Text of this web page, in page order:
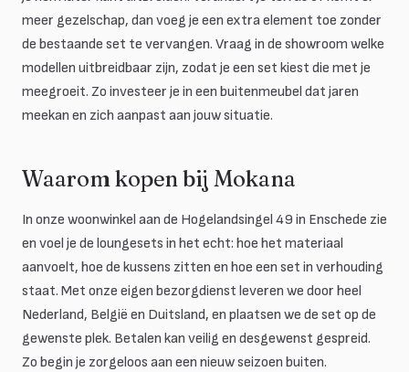
meer gezelschap, dan voeg je een extra element toe zonder
de bestaande set te vervangen. Vraag in de showroom welke
modellen uitbreidbaar zijn, zodat je een set kiest die met je
meegroeit. Zo investeer je in een buitenmeubel dat jaren
meekan en zich aanpast aan jouw situatie.
Waarom kopen bij Mokana
In onze woonwinkel aan de Hogelandsingel 49 in Enschede zie
en voel je de loungesets in het echt: hoe het materiaal
aanvoelt, hoe de kussens zitten en hoe een set in verhouding
staat. Met onze eigen bezorgdienst leveren we door heel
Nederland, België en Duitsland, en plaatsen we de set op de
gewenste plek. Betalen kan veilig en desgewenst gespreid.
Zo begin je zorgeloos aan een nieuw seizoen buiten.